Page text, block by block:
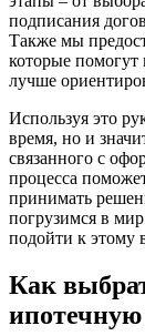
подписания
Также мы
которые
лучше
Используя это
время, но и
связанного с
процесса
принимать
погрузимся в
подойти к этому
Как